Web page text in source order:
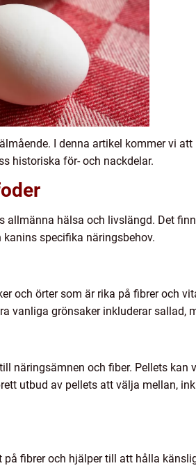
I denna artikel kommer vi
historiska för- och nackdelar.
allmänna hälsa och livslängd. Det
specifika näringsbehov.
och örter som är rika på fibrer och
vanliga grönsaker inkluderar sallad,
näringsämnen och fiber. Pellets kan
utbud av pellets att välja mellan,
på fibrer och hjälper till att hålla